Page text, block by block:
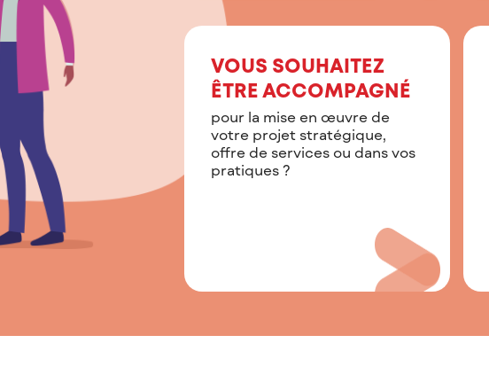
VOUS SOUHAITEZ
ÊTRE ACCOMPAGNÉ
pour la mise en œuvre de
votre projet stratégique,
offre de services ou dans vos
pratiques ?